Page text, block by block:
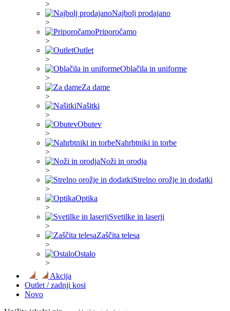
>
Najbolj prodajano
>
Priporočamo
>
Outlet
>
Oblačila in uniforme
>
Za dame
>
Našitki
>
Obutev
>
Nahrbtniki in torbe
>
Noži in orodja
>
Strelno orožje in dodatki
>
Optika
>
Svetilke in laserji
>
Zaščita telesa
>
Ostalo
>
Akcija
Outlet / zadnji kosi
Novo